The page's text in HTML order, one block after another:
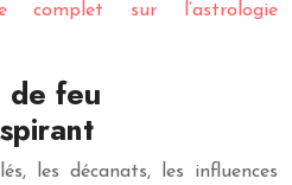
complet sur l’astrologie
de feu
les décanats, les influences